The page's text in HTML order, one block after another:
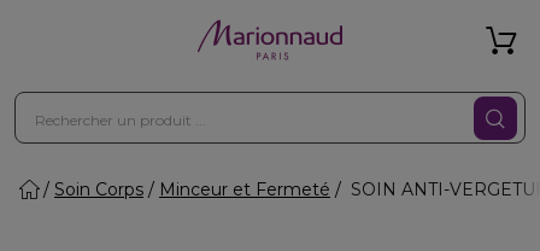
Soin Corps Minceur et Fermeté SOIN ANTI-